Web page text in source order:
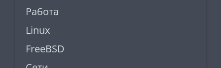
Работа
Linux
FreeBSD